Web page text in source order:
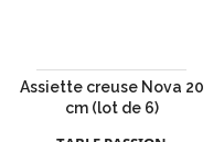
Assiette creuse Nova 20
cm (lot de 6)